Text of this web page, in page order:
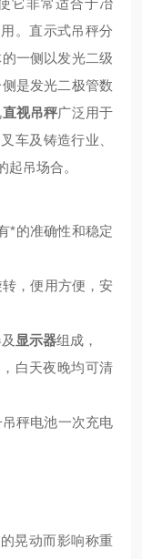
它非常适合于冶
。直示式吊秤分
一侧以发光二级
是发光二极管数
直视吊秤广泛用于
车及铸造行业、
吊场合。
*的准确性和稳定
，便用方便，安
显示器组成，
白天夜晚均可清
秤电池一次充电
晃动而影响称重